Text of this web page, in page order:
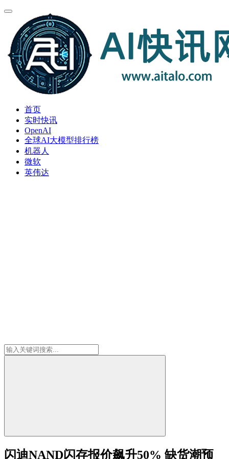
首页
实时快讯
OpenAI
全球AI大模型排行榜
机器人
微软
英伟达
闪迪NAND闪存报价飙升50% 缺货潮预